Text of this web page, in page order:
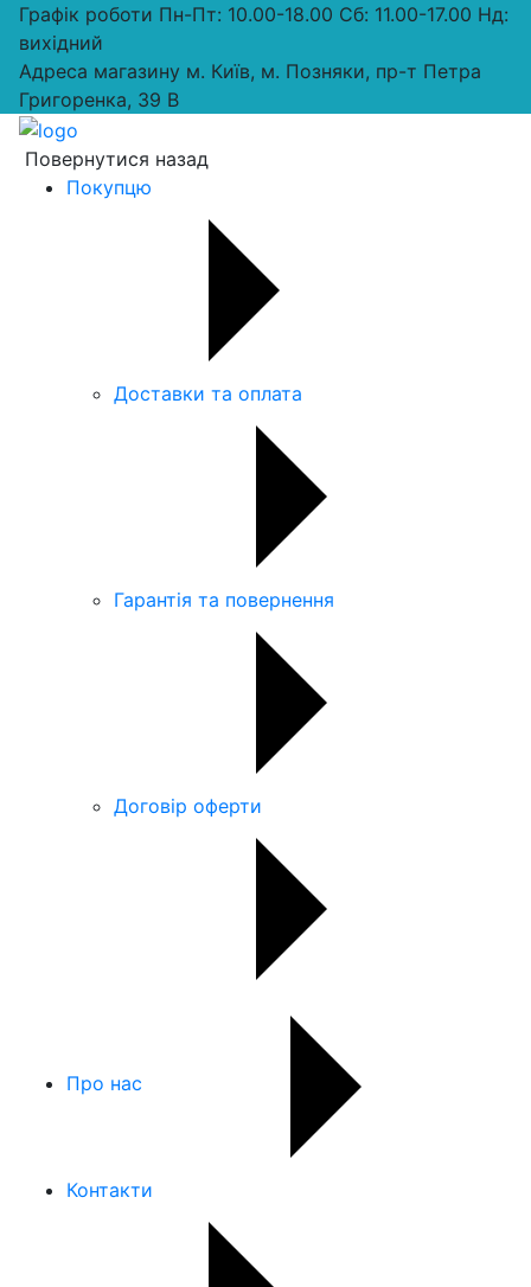
Графік роботи Пн-Пт: 10.00-18.00 Сб: 11.00-17.00 Нд:
вихiдний
Адреса магазину м. Київ, м. Позняки, пр-т Петра
Григоренка, 39 В
Повернутися назад
Покупцю
Доставки та оплата
Гарантія та повернення
Договір оферти
Про нас
Контакти